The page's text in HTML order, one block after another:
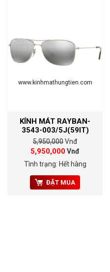
www.kinhmathungtien.com
KÍNH MÁT RAYBAN-
3543-003/5J(59IT)
5,950,000Vnđ
5,950,000Vnđ
Tình trạng: Hết hàng
ĐẶT MUA